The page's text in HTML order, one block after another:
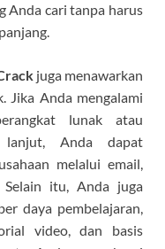
Anda cari tanpa harus
juga menawarkan
Jika Anda mengalami
lunak atau
lanjut, Anda dapat
melalui email,
itu, Anda juga
daya pembelajaran,
video, dan basis